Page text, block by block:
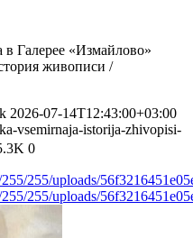
в Галерее «Измайлово»
живописи /
2026-07-14T12:43:00+03:00
vsemirnaja-istorija-zhivopisi-
0
255/uploads/
255/uploads/